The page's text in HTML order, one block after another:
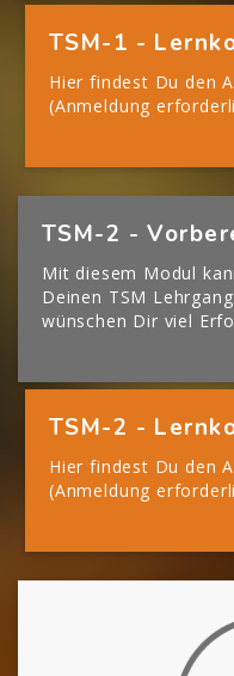
TSM-1 -
Hier findest Du den
(Anmeldung
[Cocoon] Boxes
TSM-2 -
Mit diesem Modul
Deinen TSM
wünschen Dir viel
TSM-2 -
Hier findest Du den
(Anmeldung